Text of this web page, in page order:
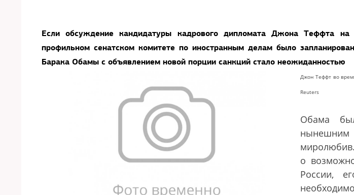
Если обсуждение кандидатуры кадрового дипломата Джона Теффта
профильном сенатском комитете по иностранным делам было
Барака Обамы с объявлением новой порции санкций стало неожиданностью
Джон Теффт во
Reuters
Обама
о
России,